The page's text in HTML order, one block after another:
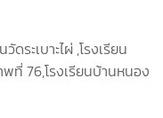
ระเบาะไผ่ ,โรงเรียน
ที่ 76,โรงเรียนบ้านหนอง